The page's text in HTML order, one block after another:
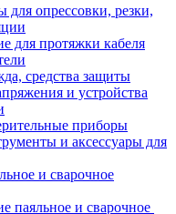
для опрессовки, резки,
для протяжки кабеля
средства защиты
и устройства
приборы
и аксессуары для
и сварочное
паяльное и сварочное